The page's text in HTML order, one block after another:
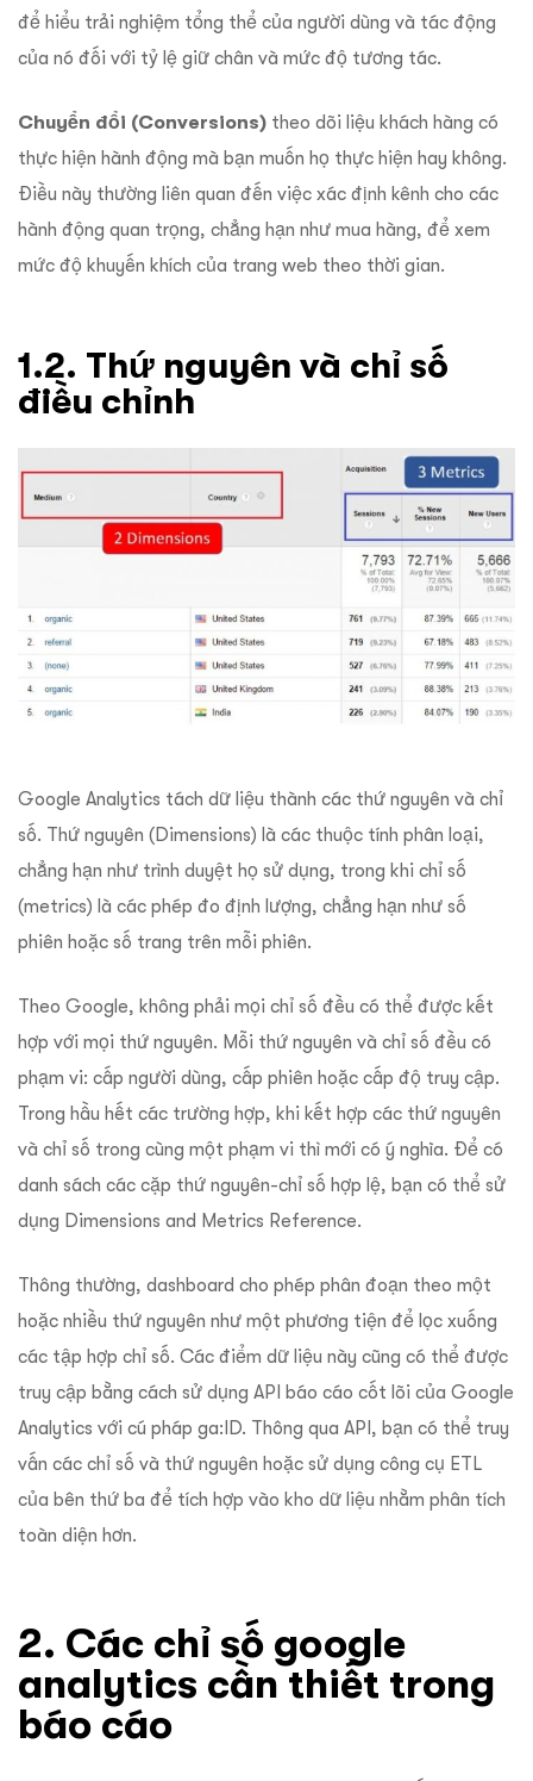
để hiểu trải nghiệm tổng thể của người dùng và tác động
của nó đối với tỷ lệ giữ chân và mức độ tương tác.
Chuyển đổi (Conversions) theo dõi liệu khách hàng có
thực hiện hành động mà bạn muốn họ thực hiện hay không.
Điều này thường liên quan đến việc xác định kênh cho các
hành động quan trọng, chẳng hạn như mua hàng, để xem
mức độ khuyến khích của trang web theo thời gian.
1.2. Thứ nguyên và chỉ số
điều chỉnh
Google Analytics tách dữ liệu thành các thứ nguyên và chỉ
số. Thứ nguyên (Dimensions) là các thuộc tính phân loại,
chẳng hạn như trình duyệt họ sử dụng, trong khi chỉ số
(metrics) là các phép đo định lượng, chẳng hạn như số
phiên hoặc số trang trên mỗi phiên.
Theo Google, không phải mọi chỉ số đều có thể được kết
hợp với mọi thứ nguyên. Mỗi thứ nguyên và chỉ số đều có
phạm vi: cấp người dùng, cấp phiên hoặc cấp độ truy cập.
Trong hầu hết các trường hợp, khi kết hợp các thứ nguyên
và chỉ số trong cùng một phạm vi thì mới có ý nghĩa. Để có
danh sách các cặp thứ nguyên-chỉ số hợp lệ, bạn có thể sử
dụng Dimensions and Metrics Reference.
Thông thường, dashboard cho phép phân đoạn theo một
hoặc nhiều thứ nguyên như một phương tiện để lọc xuống
các tập hợp chỉ số. Các điểm dữ liệu này cũng có thể được
truy cập bằng cách sử dụng API báo cáo cốt lõi của Google
Analytics với cú pháp ga:ID. Thông qua API, bạn có thể truy
vấn các chỉ số và thứ nguyên hoặc sử dụng công cụ ETL
của bên thứ ba để tích hợp vào kho dữ liệu nhằm phân tích
toàn diện hơn.
2. Các chỉ số google
analytics cần thiết trong
báo cáo